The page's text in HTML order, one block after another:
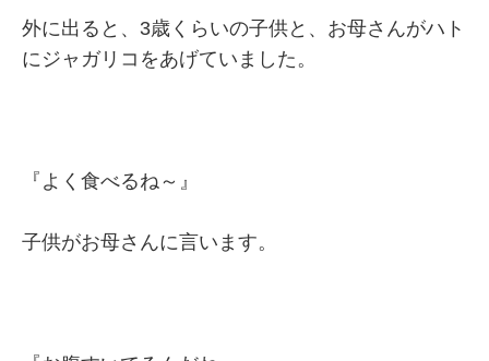
外に出ると、3歳くらいの子供と、お母さんがハト
にジャガリコをあげていました。
『よく食べるね～』
子供がお母さんに言います。